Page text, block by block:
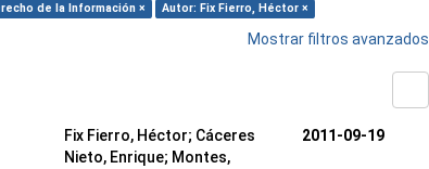
de la Información × Autor: Fix Fierro, Héctor ×
Mostrar filtros avanzados
Fix Fierro, Héctor; Cáceres
Nieto, Enrique; Montes,
2011-09-19